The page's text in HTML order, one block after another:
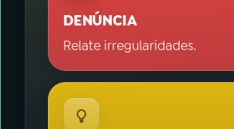
DENÚNCIA
Relate irregularidades.